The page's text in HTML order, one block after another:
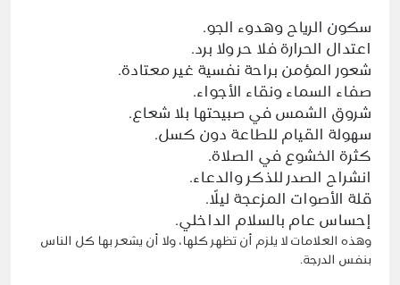
سكون الرياح وهدوء الجو.
اعتدال الحرارة فلا حر ولا برد.
شعور المؤمن براحة نفسية غير معتادة.
صفاء السماء ونقاء الأجواء.
شروق الشمس في صبيحتها بلا شعاع.
سهولة القيام للطاعة دون كسل.
كثرة الخشوع في الصلاة.
انشراح الصدر للذكر والدعاء.
قلة الأصوات المزعجة ليلًا.
إحساس عام بالسلام الداخلي.
وهذه العلامات لا يلزم أن تظهر كلها، ولا أن يشعر بها كل الناس
بنفس الدرجة.